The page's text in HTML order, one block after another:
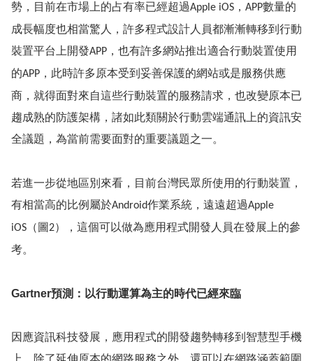
勢，目前在市場上的占有率已經超過Apple iOS， APP數量的
成長幅度也相當驚人，許多程式設計人員都漸漸轉移到行動
裝置平台上開發APP，也有許多網站推出適合行動裝置使用
的APP，此時許多原本受到妥善保護的網站或是服務供應
商，就得面對來自這些行動裝置的服務請求，也改變原本已
趨成熟的防護架構，諸如此類關於行動雲端通訊上的資訊安
全議題，為當前需要面對的重要議題之一。
若進一步從地區別來看，目前台灣民眾所使用的行動裝置，
有相當高的比例屬於Android作業系統，遠遠超過Apple
iOS（圖2），這個可以做為應用程式開發人員在發展上的參
考。
Gartner預測：以行動運算為主的時代已經來臨
因應資訊科技發展，應用程式的開發趨勢轉移到智慧型手機
上，除了延伸原本的網路服務之外，還可以在網路涵蓋範圍